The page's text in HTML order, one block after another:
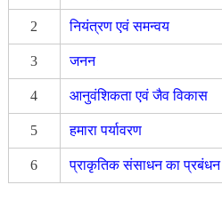
2 नियंत्रण एवं समन्वय
3 जनन
4 आनुवंशिकता एवं जैव विकास
5 हमारा पर्यावरण
6 प्राकृतिक संसाधन का प्रबंधन